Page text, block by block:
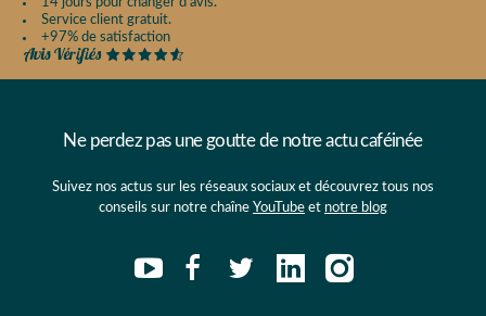
Service client gratuit.
+97% de satisfaction
Ne perdez pas une goutte de notre actu caféinée
Suivez nos actus sur les réseaux sociaux et découvrez tous nos
conseils sur notre chaîne YouTube et notre blog